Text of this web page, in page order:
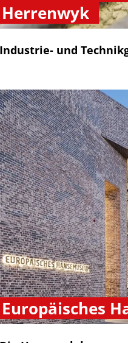
Herrenwyk
Industrie- und
Europäisches